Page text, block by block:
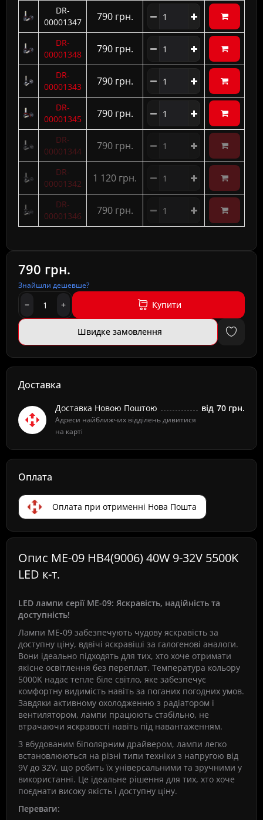
DR-
00001347
790 грн.
DR-
00001348
790 грн.
DR-
00001343
790 грн.
DR-
00001345
790 грн.
DR-
00001344
790 грн.
DR-
00001342
1 120 грн.
DR-
00001346
790 грн.
790 грн.
Знайшли дешевше?
Купити
Швидке замовлення
Доставка
Доставка Новою Поштою
Адреси найближчих відділень дивитися
на карті
від 70 грн.
Оплата
Оплата при отрименні Нова Пошта
Опис ME-09 HB4(9006) 40W 9-32V 5500K
LED к-т.
LED лампи серії ME-09: Яскравість, надійність та
доступність!
Лампи ME-09 забезпечують чудову яскравість за
доступну ціну, вдвічі яскравіші за галогенові аналоги.
Вони ідеально підходять для тих, хто хоче отримати
якісне освітлення без переплат. Температура кольору
5000K надає тепле біле світло, яке забезпечує
комфортну видимість навіть за поганих погодних умов.
Завдяки активному охолодженню з радіатором і
вентилятором, лампи працюють стабільно, не
втрачаючи яскравості навіть під навантаженням.
З вбудованим біполярним драйвером, лампи легко
встановлюються на різні типи техніки з напругою від
9V до 32V, що робить їх універсальними та зручними у
використанні. Це ідеальне рішення для тих, хто хоче
поєднати високу якість і доступну ціну.
Переваги: